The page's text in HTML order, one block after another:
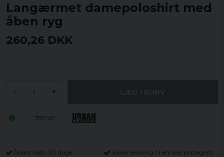
Langærmet damepoloshirt med
åben ryg
260,26 DKK
- +
TB5481
Åbent køb i 30 dage
Sikker levering til enhver postagent